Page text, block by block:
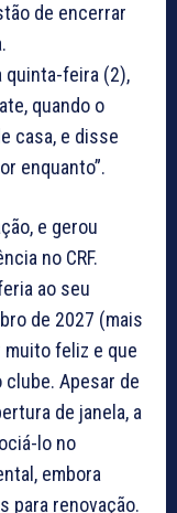
de encerrar
quinta-feira (2),
quando o
casa, e disse
enquanto”.
e gerou
no CRF.
ao seu
de 2027 (mais
muito feliz e que
Apesar de
de janela, a
lo no
embora
para renovação.